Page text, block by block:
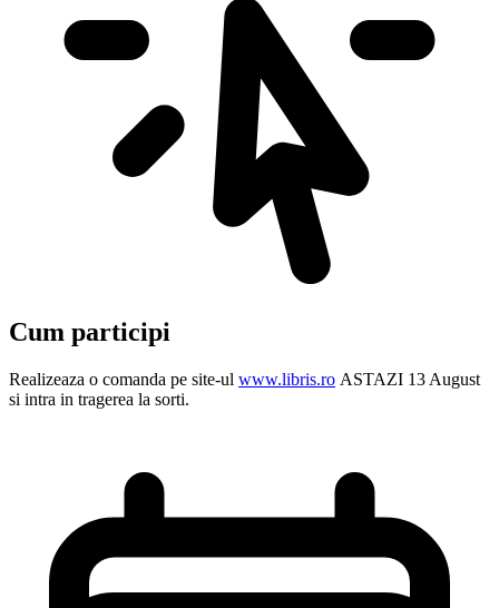
Cum participi
Realizeaza o comanda pe site-ul www.libris.ro ASTAZI 13 August
si intra in tragerea la sorti.